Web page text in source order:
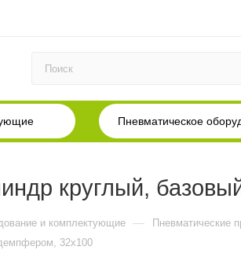
Пневматическое
круглый,
и комплектующие — Пневматические
32x100